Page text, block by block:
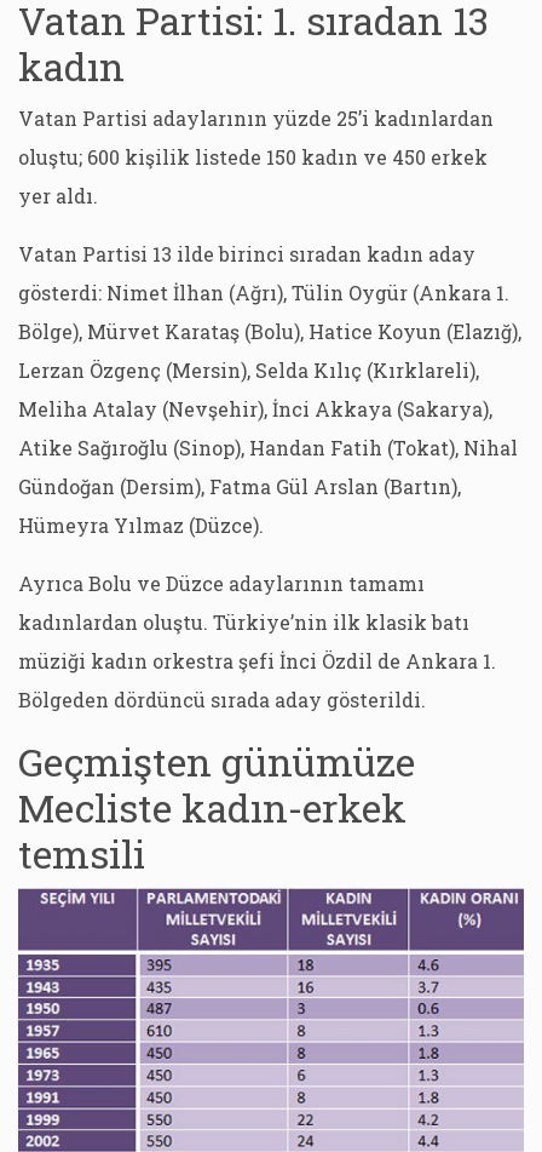
Vatan Partisi: 1. sıradan 13
kadın
Vatan Partisi adaylarının yüzde 25’i kadınlardan
oluştu; 600 kişilik listede 150 kadın ve 450 erkek
yer aldı.
Vatan Partisi 13 ilde birinci sıradan kadın aday
gösterdi: Nimet İlhan (Ağrı), Tülin Oygür (Ankara 1.
Bölge), Mürvet Karataş (Bolu), Hatice Koyun (Elazığ),
Lerzan Özgenç (Mersin), Selda Kılıç (Kırklareli),
Meliha Atalay (Nevşehir), İnci Akkaya (Sakarya),
Atike Sağıroğlu (Sinop), Handan Fatih (Tokat), Nihal
Gündoğan (Dersim), Fatma Gül Arslan (Bartın),
Hümeyra Yılmaz (Düzce).
Ayrıca Bolu ve Düzce adaylarının tamamı
kadınlardan oluştu. Türkiye’nin ilk klasik batı
müziği kadın orkestra şefi İnci Özdil de Ankara 1.
Bölgeden dördüncü sırada aday gösterildi.
Geçmişten günümüze
Mecliste kadın-erkek
temsili